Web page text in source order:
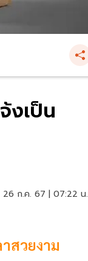
งเป็น
26 ก.ค. 67 | 07:22 น.
สวยงาม